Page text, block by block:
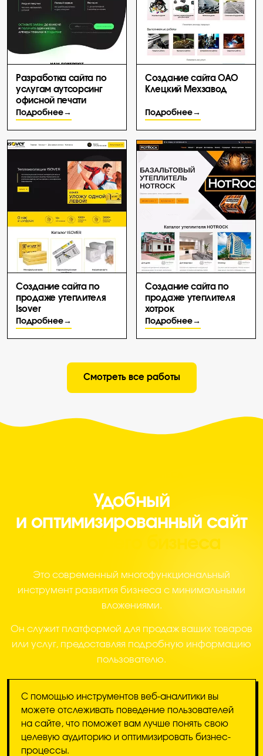
Разработка сайта по
услугам аутсорсинг
офисной печати
Подробнее
Создание сайта ОАО
Клецкий Мехзавод
Подробнее
Создание сайта по
продаже утеплителя
Isover
Подробнее
Создание сайта по
продаже утеплителя
хотрок
Подробнее
Смотреть все работы
Удобный
и оптимизированный сайт
для вашего бизнеса
Это современный многофункциональный
инструмент развития бизнеса с минимальными
вложениями.
Он служит платформой для продаж ваших товаров
или услуг, предоставляя подробную информацию
пользователю.
С помощью инструментов веб-аналитики вы
можете отслеживать поведение пользователей
на сайте, что поможет вам лучше понять свою
целевую аудиторию и оптимизировать бизнес-
процессы.